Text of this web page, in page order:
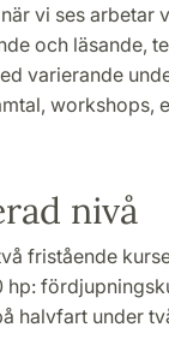
vi ses arbetar
och läsande,
varierande
workshops,
nivå
fristående
halvfart under